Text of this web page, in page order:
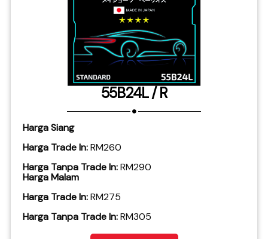
55B24L / R
Harga Siang
Harga Trade In:RM260
Harga Tanpa Trade In:RM290
Harga Malam
Harga Trade In:RM275
​Harga Tanpa Trade In:RM305